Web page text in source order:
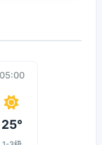
05:00
25°